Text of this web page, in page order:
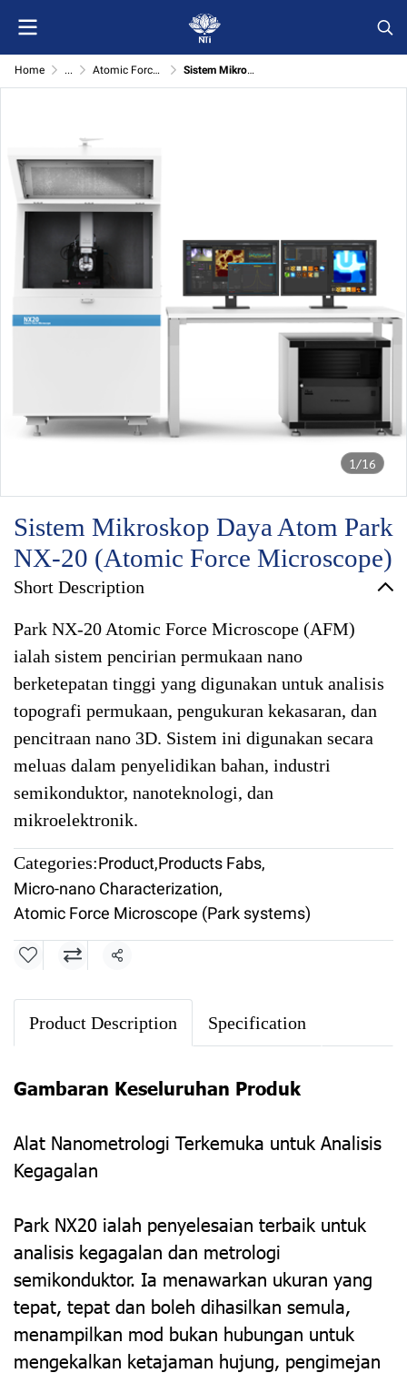
Home ... Atomic Force Microscope (Park systems) Sistem Mikroskop Daya Atom Park NX-20 (Atomic Force Microscope)
1/16
Sistem Mikroskop Daya Atom Park
NX-20 (Atomic Force Microscope)
Short Description
Park NX-20 Atomic Force Microscope (AFM)
ialah sistem pencirian permukaan nano
berketepatan tinggi yang digunakan untuk analisis
topografi permukaan, pengukuran kekasaran, dan
pencitraan nano 3D. Sistem ini digunakan secara
meluas dalam penyelidikan bahan, industri
semikonduktor, nanoteknologi, dan
mikroelektronik.
Categories:Product,Products Fabs,
Micro-nano Characterization,
Atomic Force Microscope (Park systems)
Share
Product Description Specification
Gambaran Keseluruhan Produk
Alat Nanometrologi Terkemuka untuk Analisis
Kegagalan
Park NX20 ialah penyelesaian terbaik untuk
analisis kegagalan dan metrologi
semikonduktor. Ia menawarkan ukuran yang
tepat, tepat dan boleh dihasilkan semula,
menampilkan mod bukan hubungan untuk
mengekalkan ketajaman hujung, pengimejan